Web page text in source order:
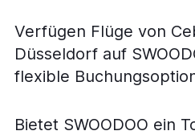
Flüge nach Düsseldorf
Verfügen Flüge von
Düsseldorf auf
flexible
Bietet SWOODOO ein